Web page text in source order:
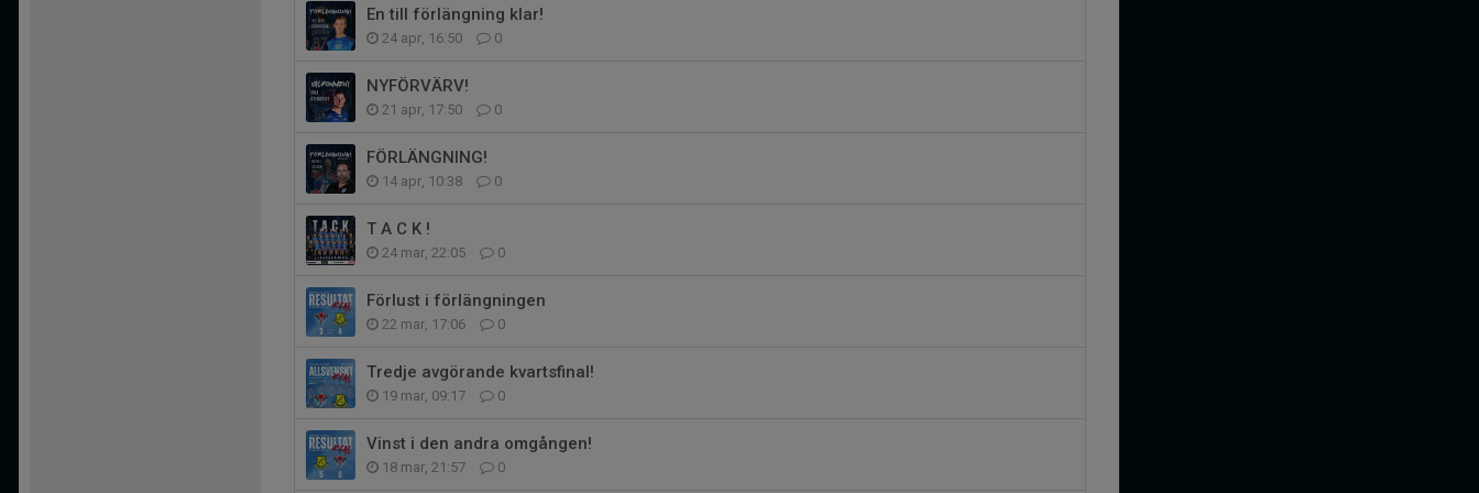
En till förlängning klar!
24 apr, 16:50 0
NYFÖRVÄRV!
21 apr, 17:50 0
FÖRLÄNGNING!
14 apr, 10:38 0
T A C K !
24 mar, 22:05 0
Förlust i förlängningen
22 mar, 17:06 0
Tredje avgörande kvartsfinal!
19 mar, 09:17 0
Vinst i den andra omgången!
18 mar, 21:57 0